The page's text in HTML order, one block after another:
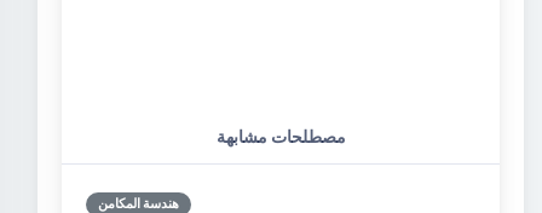
مصطلحات مشابهة
هندسة المكامن